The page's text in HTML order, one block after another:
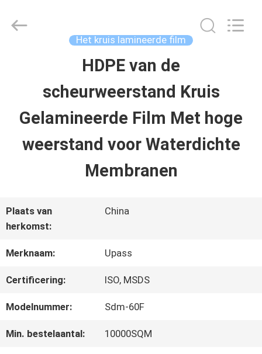
PRODUCTEN
VIDEO'S
SHOW
FABRIEKSTOCHT
Material
Het kruis lamineerde film
HDPE van de
scheurweerstand Kruis
Gelamineerde Film Met hoge
weerstand voor Waterdichte
Membranen
Plaats van
herkomst:
China
Merknaam: Upass
Certificering: ISO, MSDS
Modelnummer: Sdm-60F
Min. bestelaantal: 10000SQM